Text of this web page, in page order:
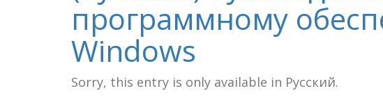
программному
Windows
Sorry, this entry is only available in Русский.